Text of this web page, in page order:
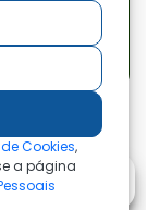
- MT
Cookies,
a página